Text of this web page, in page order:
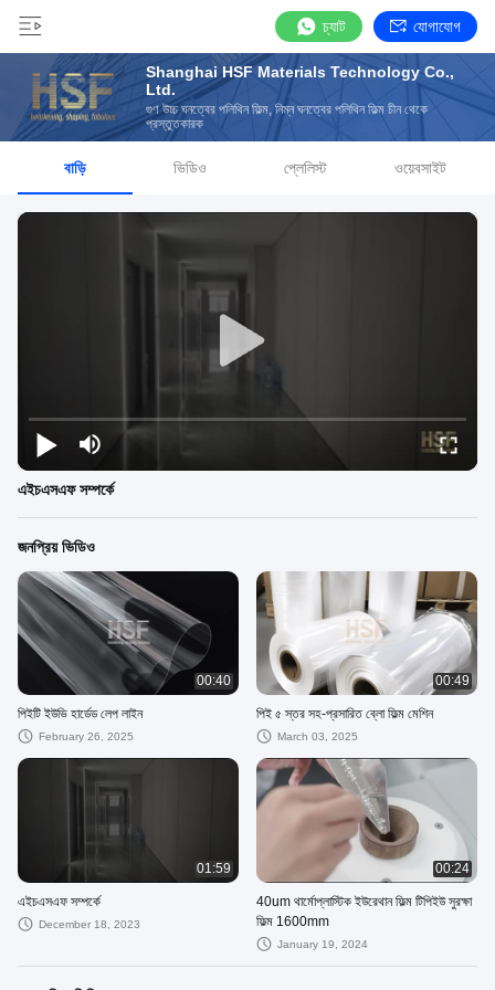
চ্যাট যোগাযোগ
Shanghai HSF Materials Technology Co.,
Ltd.
গুণ উচ্চ ঘনত্বের পলিথিন ফিল্ম, নিম্ন ঘনত্বের পলিথিন ফিল্ম চীন থেকে
প্রস্তুতকারক
বাড়ি ভিডিও প্লেলিস্ট ওয়েবসাইট
এইচএসএফ সম্পর্কে
জনপ্রিয় ভিডিও
00:40
পিইটি ইউভি হার্ডেড লেপ লাইন
February 26, 2025
00:49
পিই ৫ স্তর সহ-প্রসারিত ব্লো ফিল্ম মেশিন
March 03, 2025
01:59
এইচএসএফ সম্পর্কে
December 18, 2023
00:24
40um থার্মোপ্লাস্টিক ইউরেথান ফিল্ম টিপিইউ সুরক্ষা
ফিল্ম 1600mm
January 19, 2024